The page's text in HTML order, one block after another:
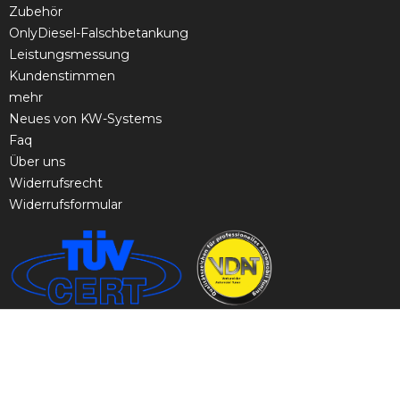
Zubehör
OnlyDiesel-Falschbetankung
Leistungsmessung
Kundenstimmen
mehr
Neues von KW-Systems
Faq
Über uns
Widerrufsrecht
Widerrufsformular